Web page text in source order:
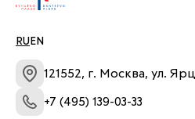
RU EN
121552, г. Москва, ул.
+7 (495) 139-03-33